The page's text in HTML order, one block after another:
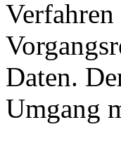
Daten.
Umgang